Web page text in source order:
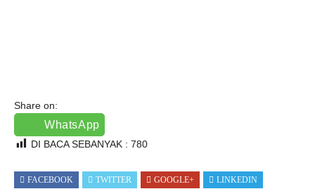
Share on:
WhatsApp
DI BACA SEBANYAK : 780
FACEBOOK TWITTER GOOGLE+
LINKEDIN